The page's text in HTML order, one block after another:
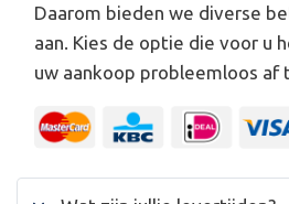
Daarom bieden we diverse
aan. Kies de optie die voor u
uw aankoop probleemloos af